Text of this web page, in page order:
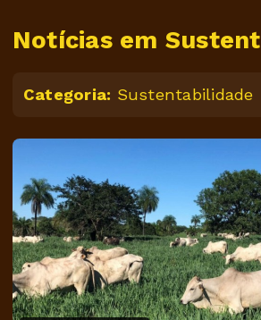
Notícias em
Categoria: Sustentabilidade